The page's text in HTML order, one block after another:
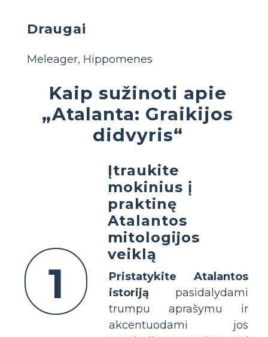
Draugai
Meleager, Hippomenes
Kaip sužinoti apie
„Atalanta: Graikijos
didvyris“
1
Įtraukite
mokinius į
praktinę
Atalantos
mitologijos
veiklą
Pristatykite Atalantos
istoriją pasidalydami
trumpu aprašymu ir
akcentuodami jos